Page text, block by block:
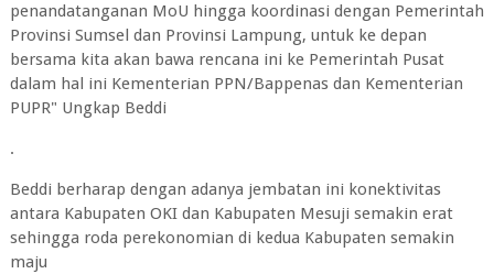
penandatanganan MoU hingga koordinasi dengan Pemerintah
Provinsi Sumsel dan Provinsi Lampung, untuk ke depan
bersama kita akan bawa rencana ini ke Pemerintah Pusat
dalam hal ini Kementerian PPN/Bappenas dan Kementerian
PUPR" Ungkap Beddi
.
Beddi berharap dengan adanya jembatan ini konektivitas
antara Kabupaten OKI dan Kabupaten Mesuji semakin erat
sehingga roda perekonomian di kedua Kabupaten semakin
maju